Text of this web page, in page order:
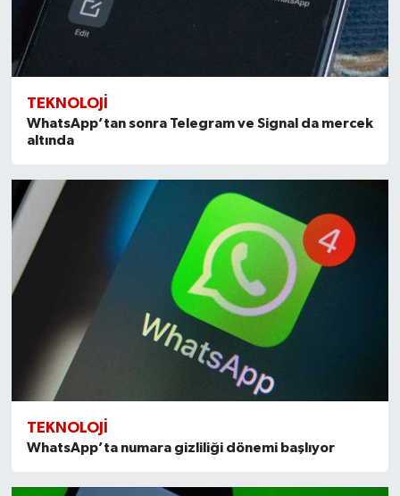
TEKNOLOJI
WhatsApp’tan sonra Telegram ve Signal da mercek
altında
TEKNOLOJI
WhatsApp’ta numara gizliliği dönemi başlıyor